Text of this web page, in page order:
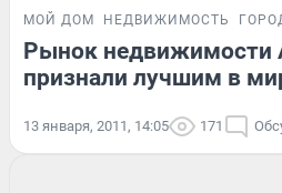
МОЙ ДОМ НЕДВИЖИМОСТЬ
Рынок недвижимости
признали лучшим в
13 января, 2011, 14:05 171